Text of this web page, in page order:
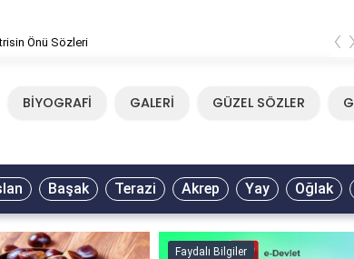
Önü Sözleri ‹ ›
BİYOGRAFİ GALERİ GÜZEL SÖZLER
Başak Terazi Akrep Yay Oğlak
Faydalı Bilgiler